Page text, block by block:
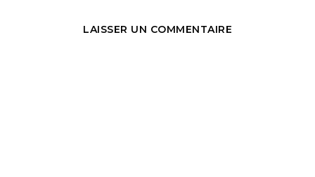
LAISSER UN COMMENTAIRE